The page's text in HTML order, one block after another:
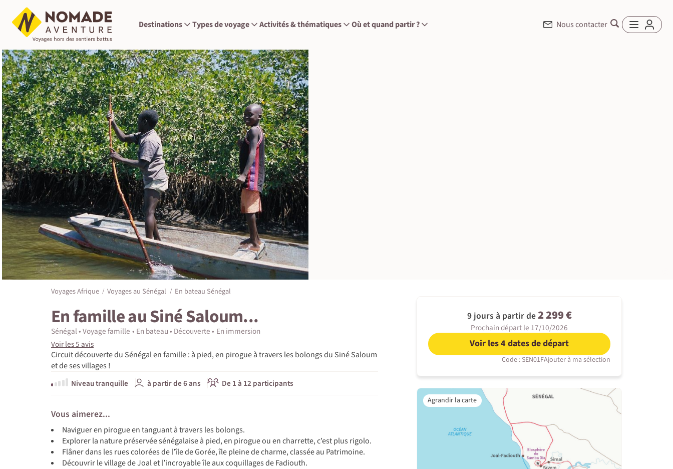
Destinations Types de voyage Activités & thématiques Où et quand partir ? Nous contacter
Voyages Afrique Voyages au Sénégal En bateau Sénégal
En famille au Siné Saloum...
Sénégal Voyage famille En bateau Découverte
En immersion
Voir les 5 avis
Circuit découverte du Sénégal en famille : à pied, en pirogue à travers les bolongs du Siné Saloum
et de ses villages !
Niveau tranquille
à partir de 6 ans De 1 à 12 participants
9 jours à partir de2 299 €
Prochain départ le 17/10/2026
Voir les 4 dates de départ
Code : SEN01FAjouter à ma sélection
Vous aimerez...
Naviguer en pirogue en tanguant à travers les bolongs.
Explorer la nature préservée sénégalaise à pied, en pirogue ou en charrette, c’est plus rigolo.
Flâner dans les rues colorées de l’île de Gorée, île pleine de charme, classée au Patrimoine.
Découvrir le village de Joal et l’incroyable île aux coquillages de Fadiouth.